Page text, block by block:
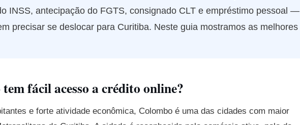
INSS, antecipação do FGTS, consignado CLT e empréstimo pessoal —
precisar se deslocar para Curitiba. Neste guia mostramos as melhores
fácil acesso a crédito online?
e forte atividade econômica, Colombo é uma das cidades com maior